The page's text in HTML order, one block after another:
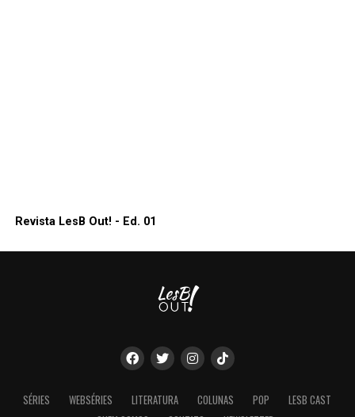
Revista LesB Out! - Ed. 01
SÉRIES WEBSÉRIES LITERATURA COLUNAS POP
LESB CAST